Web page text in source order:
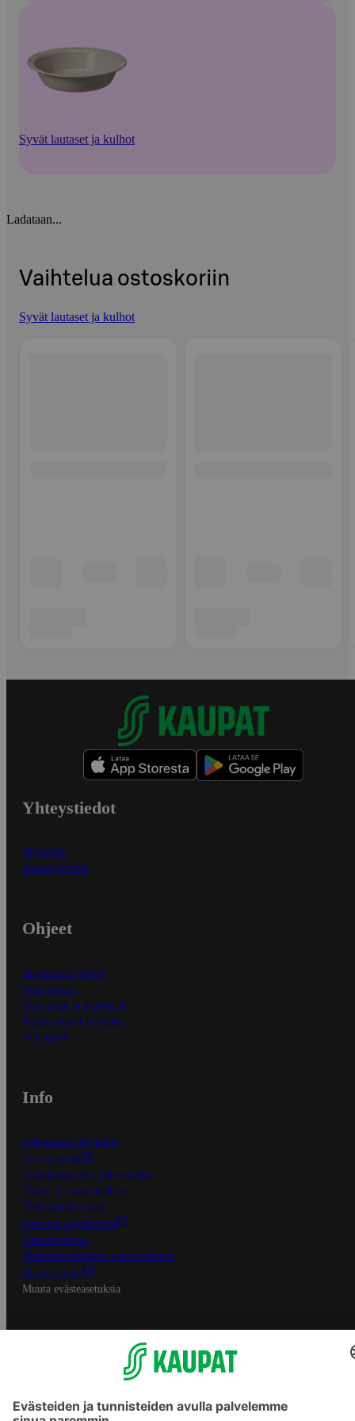
Syvät lautaset ja kulhot
Ladataan...
Vaihtelua ostoskoriin
Syvät lautaset ja kulhot
Yhteystiedot
Myymälät
Asiakaspalvelu
Ohjeet
Ensitilaajan ohjeet
Näin maksat
Näin tilaat ja muokkaat
Kaikki ohjeet ja vinkit
In English
Info
S-Business yrityksille
Oiva-raportit
Osuuskauppojen yhteystiedot
Tilaus- ja toimitusehdot
Tietosuojakäytäntö
Palvelun käyttöehdot
Saavutettavuus
Mobiilisovelluksen saavutettavuus
Mainostajalle
Muuta evästeasetuksia
S-ryhmän palvelut
Asiakasomistajuus